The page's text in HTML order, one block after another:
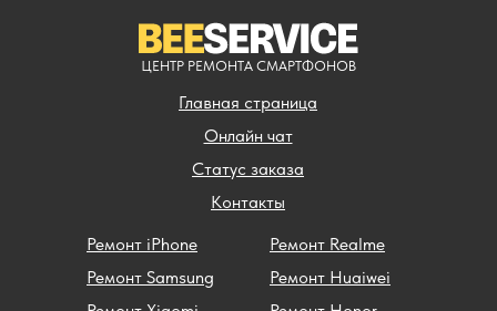
Главная страница
Контакты
Статус заказа
Ремонт iPhone
Ремонт Samsung
Ремонт Realme
Ремонт Huaiwei
Онлайн чат
ЦЕНТР РЕМОНТА СМАРТФОНОВ